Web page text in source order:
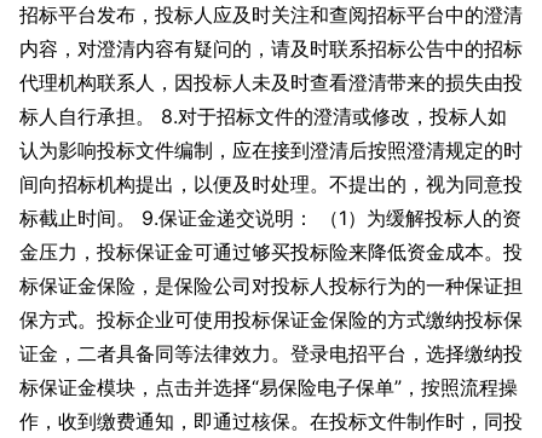
招标平台发布，投标人应及时关注和查阅招标平台中的澄清
内容，对澄清内容有疑问的，请及时联系招标公告中的招标
代理机构联系人，因投标人未及时查看澄清带来的损失由投
标人自行承担。 8.对于招标文件的澄清或修改，投标人如
认为影响投标文件编制，应在接到澄清后按照澄清规定的时
间向招标机构提出，以便及时处理。不提出的，视为同意投
标截止时间。 9.保证金递交说明： （1）为缓解投标人的资
金压力，投标保证金可通过够买投标险来降低资金成本。投
标保证金保险，是保险公司对投标人投标行为的一种保证担
保方式。投标企业可使用投标保证金保险的方式缴纳投标保
证金，二者具备同等法律效力。登录电招平台，选择缴纳投
标保证金模块，点击并选择“易保险电子保单”，按照流程操
作，收到缴费通知，即通过核保。在投标文件制作时，同投